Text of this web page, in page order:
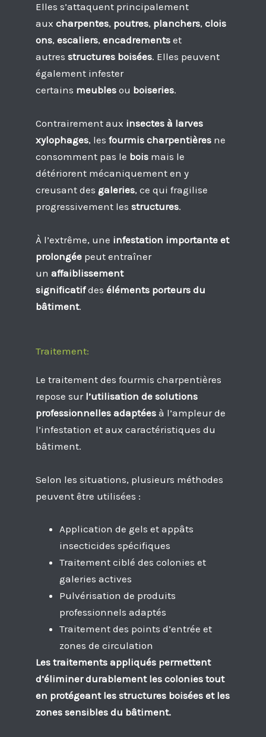
Elles s’attaquent principalement
aux charpentes, poutres, planchers, clois
ons, escaliers, encadrements et
autres structures boisées. Elles peuvent
également infester
certains meubles ou boiseries.
Contrairement aux insectes à larves
xylophages, les fourmis charpentières ne
consomment pas le bois mais le
détériorent mécaniquement en y
creusant des galeries, ce qui fragilise
progressivement les structures.
À l’extrême, une infestation importante et
prolongée peut entraîner
un affaiblissement
significatifdes éléments porteurs du
bâtiment.
Traitement:
Le traitement des fourmis charpentières
repose sur l’utilisation de solutions
professionnelles adaptées à l’ampleur de
l’infestation et aux caractéristiques du
bâtiment.
Selon les situations, plusieurs méthodes
peuvent être utilisées :
Application de gels et appâts
insecticides spécifiques
Traitement ciblé des colonies et
galeries actives
Pulvérisation de produits
professionnels adaptés
Traitement des points d’entrée et
zones de circulation
Les traitements appliqués permettent
d’éliminer durablement les colonies tout
en protégeant les structures boisées et les
zones sensibles du bâtiment.